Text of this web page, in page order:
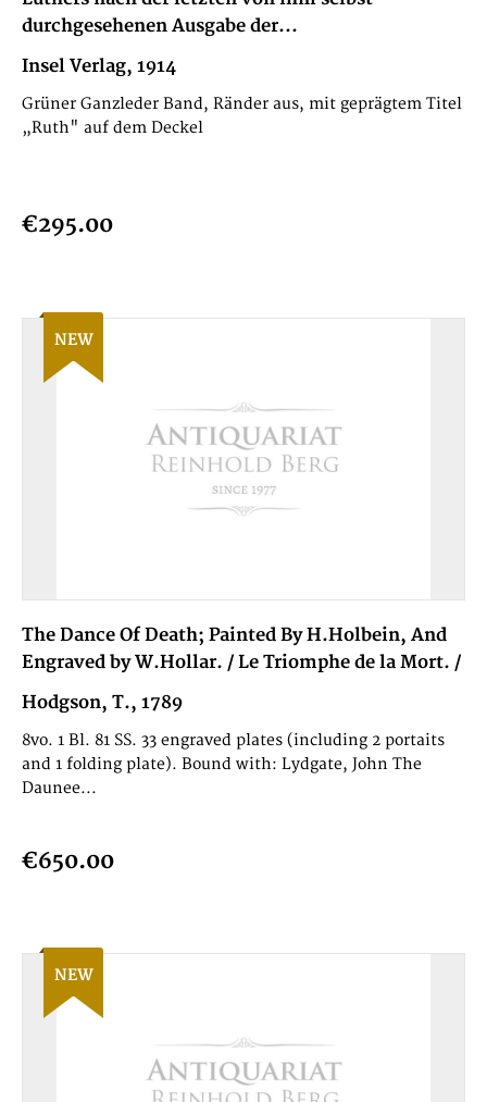
durchgesehenen Ausgabe der...
Insel Verlag, 1914
Grüner Ganzleder Band, Ränder aus, mit geprägtem Titel
„Ruth" auf dem Deckel
€295.00
NEW
The Dance Of Death; Painted By H.Holbein, And
Engraved by W.Hollar. / Le Triomphe de la Mort. /
Hodgson, T., 1789
8vo. 1 Bl. 81 SS. 33 engraved plates (including 2 portaits
and 1 folding plate). Bound with: Lydgate, John The
Daunee...
€650.00
NEW